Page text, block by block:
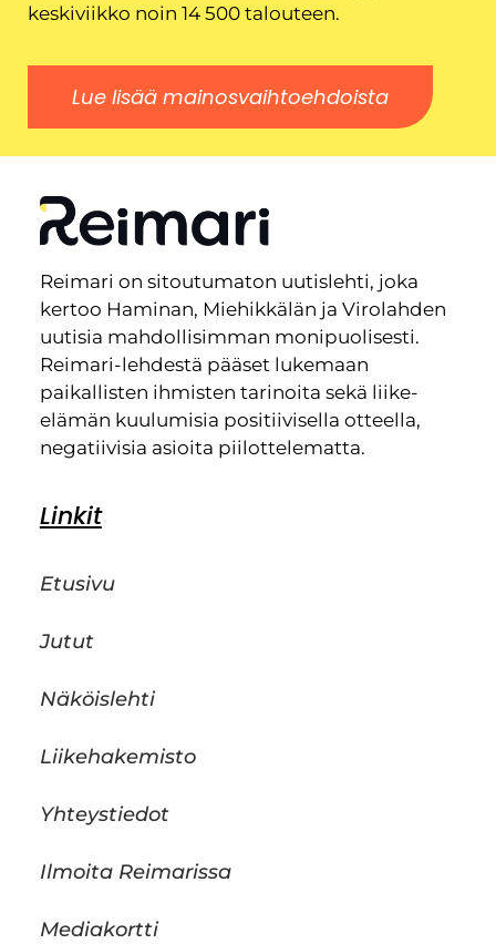
keskiviikko noin 14 500 talouteen.
Lue lisää mainosvaihtoehdoista
Reimari on sitoutumaton uutislehti, joka
kertoo Haminan, Miehikkälän ja Virolahden
uutisia mahdollisimman monipuolisesti.
Reimari-lehdestä pääset lukemaan
paikallisten ihmisten tarinoita sekä liike-
elämän kuulumisia positiivisella otteella,
negatiivisia asioita piilottelematta.
Linkit
Etusivu
Jutut
Näköislehti
Liikehakemisto
Yhteystiedot
Ilmoita Reimarissa
Mediakortti